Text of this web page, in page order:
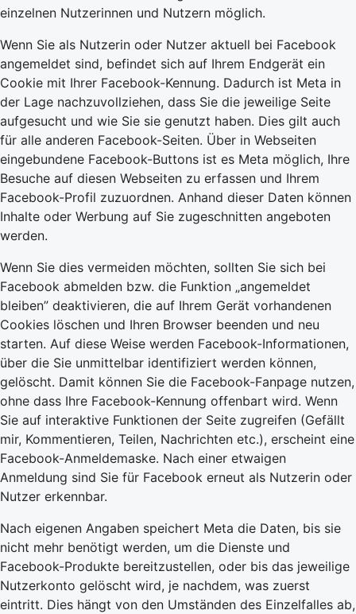
einzelnen Nutzerinnen und Nutzern möglich.
Wenn Sie als Nutzerin oder Nutzer aktuell bei Facebook
angemeldet sind, befindet sich auf Ihrem Endgerät ein
Cookie mit Ihrer Facebook-Kennung. Dadurch ist Meta in
der Lage nachzuvollziehen, dass Sie die jeweilige Seite
aufgesucht und wie Sie sie genutzt haben. Dies gilt auch
für alle anderen Facebook-Seiten. Über in Webseiten
eingebundene Facebook-Buttons ist es Meta möglich, Ihre
Besuche auf diesen Webseiten zu erfassen und Ihrem
Facebook-Profil zuzuordnen. Anhand dieser Daten können
Inhalte oder Werbung auf Sie zugeschnitten angeboten
werden.
Wenn Sie dies vermeiden möchten, sollten Sie sich bei
Facebook abmelden bzw. die Funktion „angemeldet
bleiben” deaktivieren, die auf Ihrem Gerät vorhandenen
Cookies löschen und Ihren Browser beenden und neu
starten. Auf diese Weise werden Facebook-Informationen,
über die Sie unmittelbar identifiziert werden können,
gelöscht. Damit können Sie die Facebook-Fanpage nutzen,
ohne dass Ihre Facebook-Kennung offenbart wird. Wenn
Sie auf interaktive Funktionen der Seite zugreifen (Gefällt
mir, Kommentieren, Teilen, Nachrichten etc.), erscheint eine
Facebook-Anmeldemaske. Nach einer etwaigen
Anmeldung sind Sie für Facebook erneut als Nutzerin oder
Nutzer erkennbar.
Nach eigenen Angaben speichert Meta die Daten, bis sie
nicht mehr benötigt werden, um die Dienste und
Facebook-Produkte bereitzustellen, oder bis das jeweilige
Nutzerkonto gelöscht wird, je nachdem, was zuerst
eintritt. Dies hängt von den Umständen des Einzelfalles ab,